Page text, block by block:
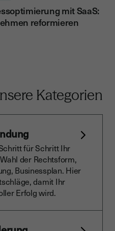
mit SaaS:
reformieren
Kategorien
für Schritt Ihr
der Rechtsform,
Businessplan. Hier
damit Ihr
Erfolg wird.